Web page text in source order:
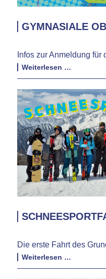
GYMNASIALE
Infos zur Anmeldung
Weiterlesen …
Oberstufe
2026/27
Die erste Fahrt des
Weiterlesen …